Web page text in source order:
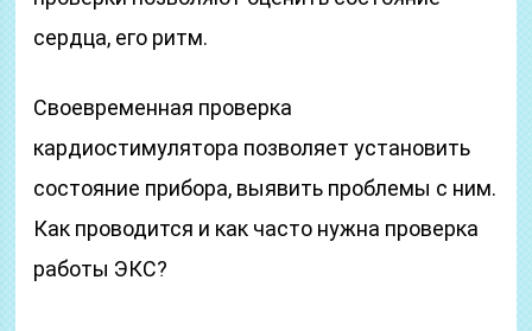
сердца, его ритм.
Своевременная проверка
кардиостимулятора позволяет установить
состояние прибора, выявить проблемы с ним.
Как проводится и как часто нужна проверка
работы ЭКС?